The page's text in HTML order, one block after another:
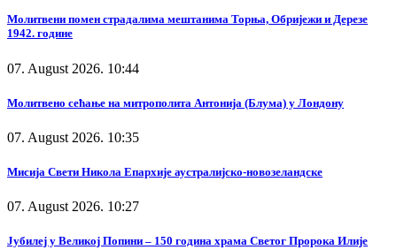
Молитвени помен страдалима мештанима Торња, Обријежи и Дерезе
1942. године
07. August 2026. 10:44
Молитвено сећање на митрополита Антонија (Блума) у Лондону
07. August 2026. 10:35
Мисија Свети Никола Епархије аустралијско-новозеландске
07. August 2026. 10:27
Јубилеј у Великој Попини – 150 година храма Светог Пророка Илије